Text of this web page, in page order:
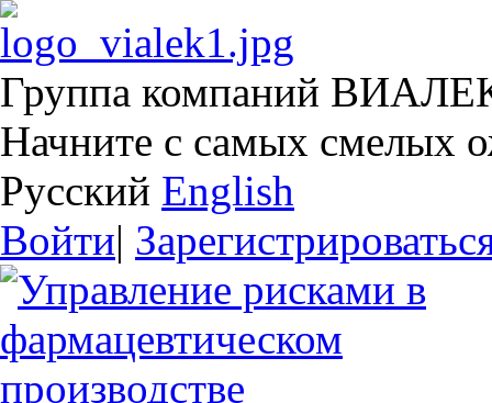
Группа компаний
Начните с самых смелых
Русский English
Войти|